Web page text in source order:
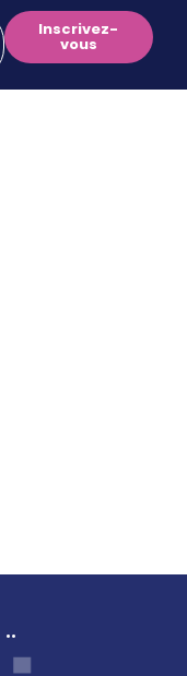
Inscrivez-
vous
..